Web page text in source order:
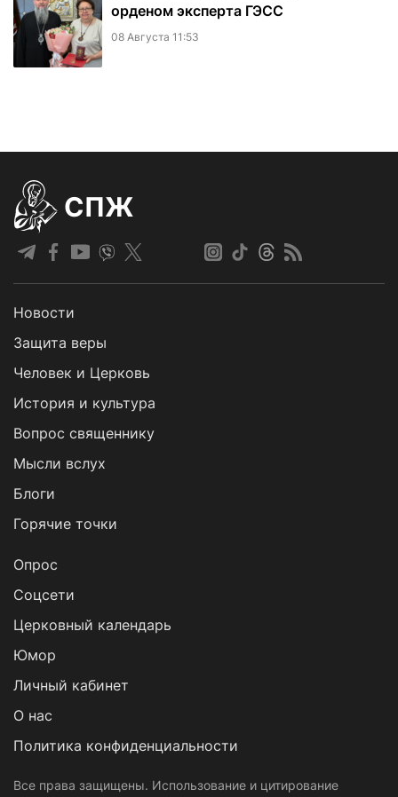
орденом эксперта ГЭСС
08 Августа 11:53
СПЖ
Новости
Защита веры
Человек и Церковь
История и культура
Вопрос священнику
Мысли вслух
Блоги
Горячие точки
Опрос
Cоцсети
Церковный календарь
Юмор
Личный кабинет
О нас
Политика конфиденциальности
Все права защищены. Использование и цитирование